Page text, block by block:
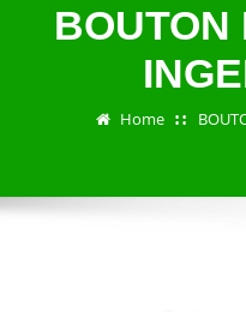
BOUTON
Home